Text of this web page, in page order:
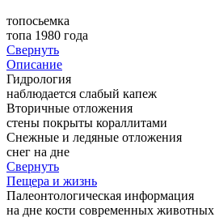
топосьемка
топа 1980 года
Свернуть
Описание
Гидрология
наблюдается слабый капеж
Вторичные отложения
стены покрыты кораллитами
Снежные и ледяные отложения
снег на дне
Свернуть
Пещера и жизнь
Палеонтологическая информация
на дне кости современных животных